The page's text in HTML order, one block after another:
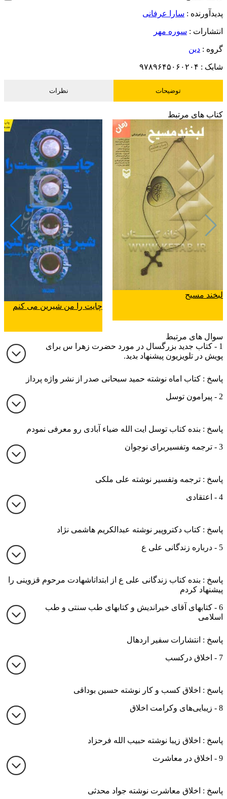
پدیدآورنده : سارا عرفانی
انتشارات : سوره مهر
گروه : دین
شابک : ۹۷۸۹۶۴۵۰۶۰۲۰۴
توضیحات نظرات
کتاب های مرتبط
لبخند مسیح
چایت را من شیرین می کنم
سوال های مرتبط
1 - کتاب جدید بزرگسال در مورد حضرت زهرا س برای
پویش در تلویزیون پیشنهاد بدید.
پاسخ : کتاب اماه نوشته حمید سبحانی صدر از نشر واژه پرداز
2 - پیرامون توسل
پاسخ : بنده کتاب توسل ایت الله ضیاء آبادی رو معرفی نمودم
3 - ترجمه وتفسیربرای نوجوان
پاسخ : ترجمه وتفسیر نوشته علی ملکی
4 - اعتقادی
پاسخ : کتاب دکتروپیر نوشته عبدالکریم هاشمی نژاد
5 - درباره زندگانی علی ع
پاسخ : بنده کتاب زندگانی علی ع از ابتداتاشهادت مرحوم قزوینی را
پیشنهاد کردم
6 - کتابهای آقای خیراندیش و کتابهای طب سنتی و طب
اسلامی
پاسخ : انتشارات سفیر اردهال
7 - اخلاق درکسب
پاسخ : اخلاق کسب و کار نوشته حسین بوداقی
8 - زیبایی‌های وکرامت اخلاق
پاسخ : اخلاق زیبا نوشته حبیب الله فرحزاد
9 - اخلاق در معاشرت
پاسخ : اخلاق معاشرت نوشته جواد محدثی